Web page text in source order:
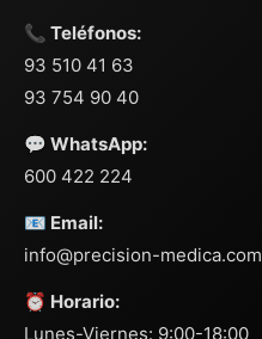
📞 Teléfonos:
93 510 41 63
93 754 90 40
💬 WhatsApp:
600 422 224
📧 Email:
info@precision-medica.com
⏰ Horario:
Lunes-Viernes: 9:00-18:00